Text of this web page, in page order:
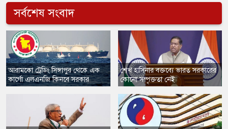
সর্বশেষ সংবাদ
​আরামকো ট্রেডিং সিঙ্গাপুর থেকে এক
কার্গো এলএনজি কিনবে সরকার
শেখ হাসিনার বক্তব্যে ভারত সরকারের
কোনো সম্পৃক্ততা নেই